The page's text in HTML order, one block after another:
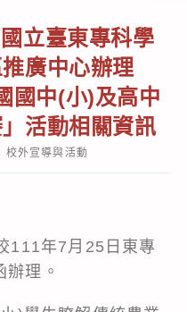
立臺東專科學
廣中心辦理
國中(小)及高中
活動相關資訊
校外宣導與活動
111年7月25日東專
理。